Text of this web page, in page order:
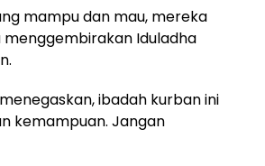
mampu dan mau, mereka
Iduladha
ibadah kurban ini
kemampuan. Jangan